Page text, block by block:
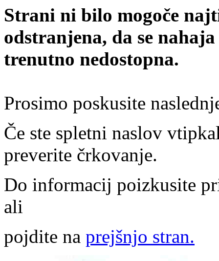
Strani ni bilo mogoče
odstranjena, da se
trenutno nedostopna.
Prosimo poskusite
Če ste spletni naslov
preverite črkovanje.
Do informacij poizkusite
ali
pojdite na prejšnjo stran.